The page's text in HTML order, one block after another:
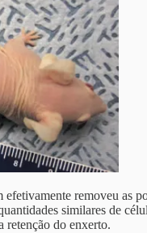
efetivamente removeu as
similares de
retenção do enxerto.